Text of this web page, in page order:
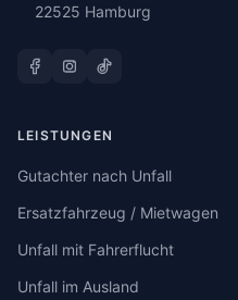
22525 Hamburg
LEISTUNGEN
Gutachter nach Unfall
Ersatzfahrzeug / Mietwagen
Unfall mit Fahrerflucht
Unfall im Ausland